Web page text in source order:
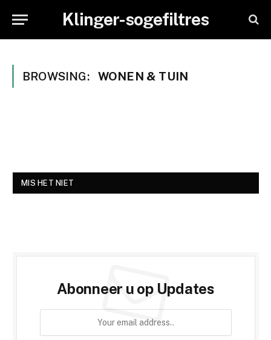
Klinger-sogefiltres
BROWSING: WONEN & TUIN
MIS HET NIET
Abonneer u op Updates